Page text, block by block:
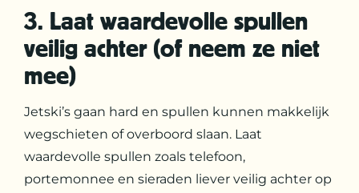
3. Laat waardevolle spullen
veilig achter (of neem ze niet
mee)
Jetski’s gaan hard en spullen kunnen makkelijk
wegschieten of overboord slaan. Laat
waardevolle spullen zoals telefoon,
portemonnee en sieraden liever veilig achter op